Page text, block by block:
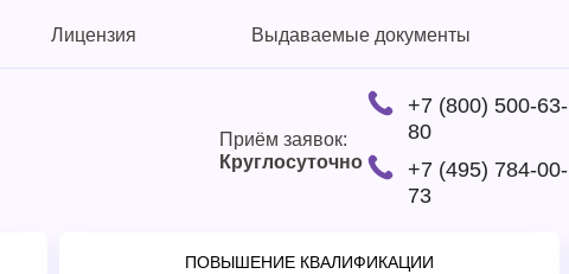
Лицензия Выдаваемые документы
Приём заявок:
Круглосуточно
+7 (800) 500-63-
80
+7 (495) 784-00-
73
ПОВЫШЕНИЕ КВАЛИФИКАЦИИ